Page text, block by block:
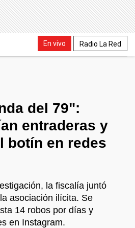
En vivo Radio La Red
del 79":
entraderas y
botín en redes
la fiscalía juntó
asociación ilícita. Se
14 robos por días y
en Instagram.